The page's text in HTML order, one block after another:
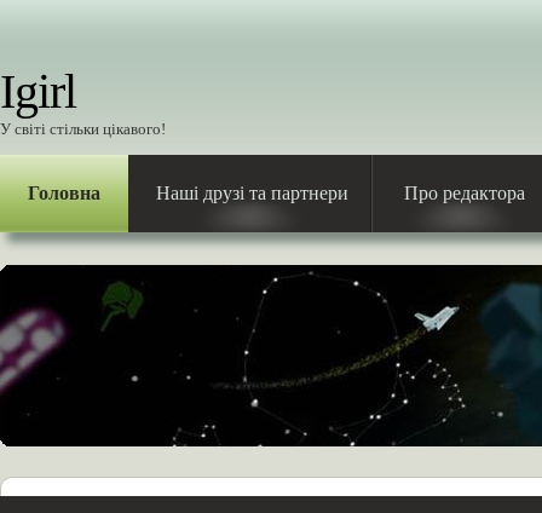
Igirl
У світі стільки цікавого!
Головна Наші друзі та партнери Про редактора